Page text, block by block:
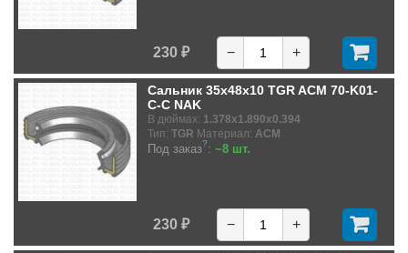
230 ₽ − +
Сальник 35x48x10 TGR ACM 70-K01-
C-C NAK
В дюймах: 1.378x1.890x0.394
Тип: TGR Материал: ACM
Под заказ?: ~8 шт.
230 ₽ − +